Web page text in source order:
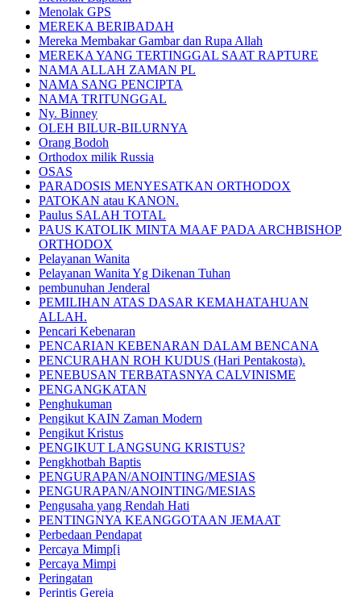
Menolak GPS
MEREKA BERIBADAH
Mereka Membakar Gambar dan Rupa Allah
MEREKA YANG TERTINGGAL SAAT RAPTURE
NAMA ALLAH ZAMAN PL
NAMA SANG PENCIPTA
NAMA TRITUNGGAL
Ny. Binney
OLEH BILUR-BILURNYA
Orang Bodoh
Orthodox milik Russia
OSAS
PARADOSIS MENYESATKAN ORTHODOX
PATOKAN atau KANON.
Paulus SALAH TOTAL
PAUS KATOLIK MINTA MAAF PADA ARCHBISHOP
ORTHODOX
Pelayanan Wanita
Pelayanan Wanita Yg Dikenan Tuhan
pembunuhan Jenderal
PEMILIHAN ATAS DASAR KEMAHATAHUAN
ALLAH.
Pencari Kebenaran
PENCARIAN KEBENARAN DALAM BENCANA
PENCURAHAN ROH KUDUS (Hari Pentakosta).
PENEBUSAN TERBATASNYA CALVINISME
PENGANGKATAN
Penghukuman
Pengikut KAIN Zaman Modern
Pengikut Kristus
PENGIKUT LANGSUNG KRISTUS?
Pengkhotbah Baptis
PENGURAPAN/ANOINTING/MESIAS
PENGURAPAN/ANOINTING/MESIAS
Pengusaha yang Rendah Hati
PENTINGNYA KEANGGOTAAN JEMAAT
Perbedaan Pendapat
Percaya Mimp[i
Percaya Mimpi
Peringatan
Perintis Gereja